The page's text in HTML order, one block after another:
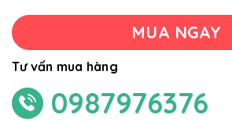
MUA NGAY
Tư vấn mua hàng
0987976376